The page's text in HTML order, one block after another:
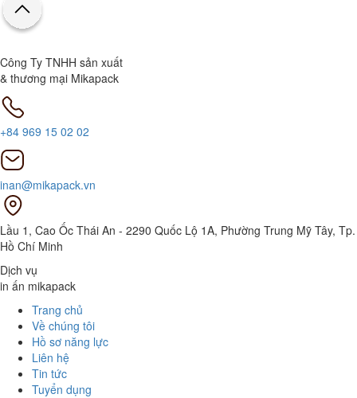
Công Ty TNHH sản xuất
& thương mại Mikapack
+84 969 15 02 02
inan@mikapack.vn
Lầu 1, Cao Ốc Thái An - 2290 Quốc Lộ 1A, Phường Trung Mỹ Tây, Tp.
Hồ Chí Minh
Dịch vụ
in ấn mikapack
Trang chủ
Về chúng tôi
Hồ sơ năng lực
Liên hệ
Tin tức
Tuyển dụng